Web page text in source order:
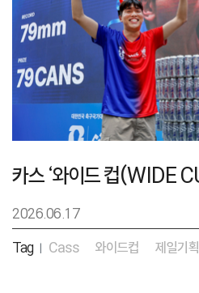
2026.06.17
Tag | Cass 와이드컵 제일기획